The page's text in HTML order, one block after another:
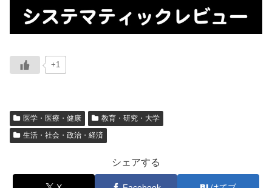
+1
医学・医療・健康
教育・研究・大学
生活・社会・政治・経済
シェアする